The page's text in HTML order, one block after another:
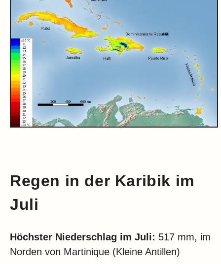
Regen in der Karibik im
Juli
Höchster Niederschlag im Juli: 517 mm, im
Norden von Martinique (Kleine Antillen)